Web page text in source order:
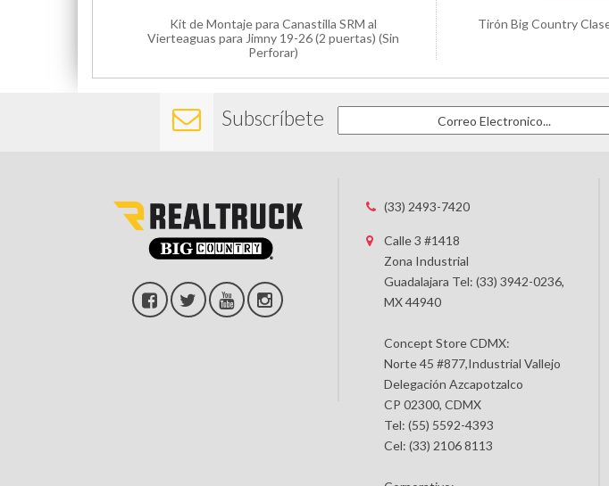
Kit de Montaje para Canastilla SRM al
Vierteaguas para Jimny 19-26 (2 puertas) (Sin
Perforar)
Tirón Big Country
Subscríbete
(33) 2493-7420
Calle 3 #1418
Zona Industrial
Guadalajara Tel: (33) 3942-0236,
MX 44940
Concept Store CDMX:
Norte 45 #877,Industrial Vallejo
Delegación Azcapotzalco
CP 02300, CDMX
Tel: (55) 5592-4393
Cel: (33) 2106 8113